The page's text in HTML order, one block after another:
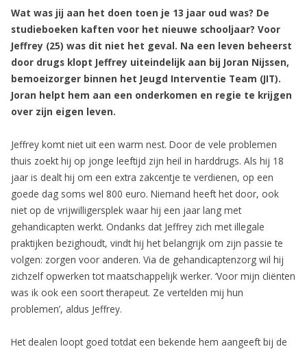
Wat was jij aan het doen toen je 13 jaar oud was? De
studieboeken kaften voor het nieuwe schooljaar? Voor
Jeffrey (25) was dit niet het geval. Na een leven beheerst
door drugs klopt Jeffrey uiteindelijk aan bij Joran Nijssen,
bemoeizorger binnen het Jeugd Interventie Team (JIT).
Joran helpt hem aan een onderkomen en regie te krijgen
over zijn eigen leven.
Jeffrey komt niet uit een warm nest. Door de vele problemen
thuis zoekt hij op jonge leeftijd zijn heil in harddrugs. Als hij 18
jaar is dealt hij om een extra zakcentje te verdienen, op een
goede dag soms wel 800 euro. Niemand heeft het door, ook
niet op de vrijwilligersplek waar hij een jaar lang met
gehandicapten werkt. Ondanks dat Jeffrey zich met illegale
praktijken bezighoudt, vindt hij het belangrijk om zijn passie te
volgen: zorgen voor anderen. Via de gehandicaptenzorg wil hij
zichzelf opwerken tot maatschappelijk werker. ‘Voor mijn cliënten
was ik ook een soort therapeut. Ze vertelden mij hun
problemen’, aldus Jeffrey.
Het dealen loopt goed totdat een bekende hem aangeeft bij de